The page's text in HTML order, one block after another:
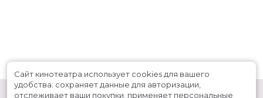
Сайт кинотеатра использует cookies для вашего
удобства: сохраняет данные для авторизации,
отслеживает ваши покупки, применяет персональные